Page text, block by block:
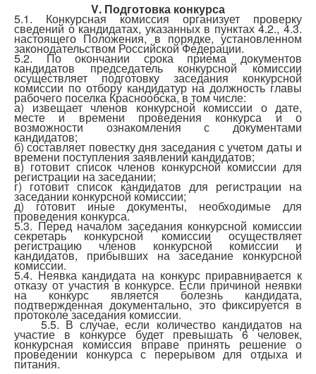
V. Подготовка конкурса
5.1. Конкурсная комиссия организует проверку
сведений о кандидатах, указанных в пунктах 4.2., 4.3.
настоящего Положения, в порядке, установленном
законодательством Российской Федерации.
5.2. По окончании срока приема документов
кандидатов председатель конкурсной комиссии
осуществляет подготовку заседания конкурсной
комиссии по отбору кандидатур на должность главы
рабочего поселка Краснообска, в том числе:
а) извещает членов конкурсной комиссии о дате,
месте и времени проведения конкурса и о
возможности ознакомления с документами
кандидатов;
б) составляет повестку дня заседания с учетом даты и
времени поступления заявлений кандидатов;
в) готовит список членов конкурсной комиссии для
регистрации на заседании;
г) готовит список кандидатов для регистрации на
заседании конкурсной комиссии;
д) готовит иные документы, необходимые для
проведения конкурса.
5.3. Перед началом заседания конкурсной комиссии
секретарь конкурсной комиссии осуществляет
регистрацию членов конкурсной комиссии и
кандидатов, прибывших на заседание конкурсной
комиссии.
5.4. Неявка кандидата на конкурс приравнивается к
отказу от участия в конкурсе. Если причиной неявки
на конкурс является болезнь кандидата,
подтвержденная документально, это фиксируется в
протоколе заседания комиссии.
5.5. В случае, если количество кандидатов на
участие в конкурсе будет превышать 6 человек,
конкурсная комиссия вправе принять решение о
проведении конкурса с перерывом для отдыха и
питания.